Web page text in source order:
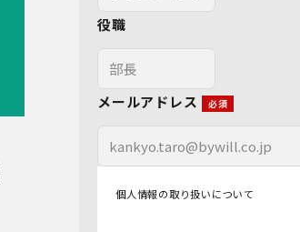
役職
メールアドレス
個人情報の取り扱いについて